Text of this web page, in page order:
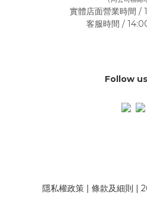
實體店面營業時間 /
客服時間 /
Follow
隱私權政策| 條款及細則 |